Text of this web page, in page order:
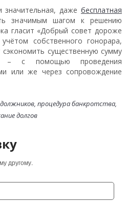
значительная, даже бесплатная
значимым шагом к решению
гласит «Добрый совет дороже
собственного гонорара,
существенную сумму
– с помощью проведения
или же через сопровождение
процедура банкротства,
долгов
другому.